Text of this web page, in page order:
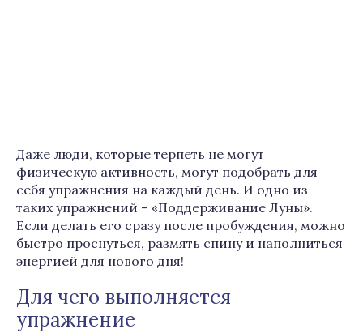
Даже люди, которые терпеть не могут
физическую активность, могут подобрать для
себя упражнения на каждый день. И одно из
таких упражнений – «Поддерживание Луны».
Если делать его сразу после пробуждения, можно
быстро проснуться, размять спину и наполниться
энергией для нового дня!
Для чего выполняется
упражнение